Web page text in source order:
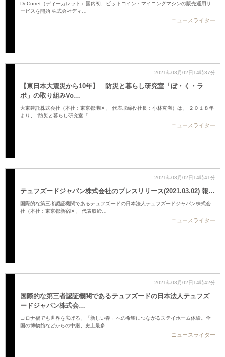
DeCurret（ディーカレット）国内初、ビットコイン・マイニングマシンの販売運用サ
ービスを開始 株式会社ディ…
ニュースライター
2021年03月02日14時37分
【東日本大震災から10年】 防災と暮らし研究室「ぼ・く・ラ
ボ」の取り組みVo…
大東建託株式会社（本社：東京都港区、 代表取締役社長：小林克満）は、 ２０１８年
より、 “防災と暮らし研究室「…
ニュースライター
2021年03月02日14時41分
テュフズードジャパン株式会社のプレスリリース(2021.03.02) 報…
国際的な第三者認証機関であるテュフズードの日本法人テュフズードジャパン株式会
社（本社：東京都新宿区、 代表取締…
ニュースライター
2021年03月02日14時42分
国際的な第三者認証機関であるテュフズードの日本法人テュフズ
ードジャパン株式会…
コロナ禍でも世界を広げる、「新しい春」への希望につながるステイホーム体験。全
国の博物館などからの中継、史上最多…
ニュースライター